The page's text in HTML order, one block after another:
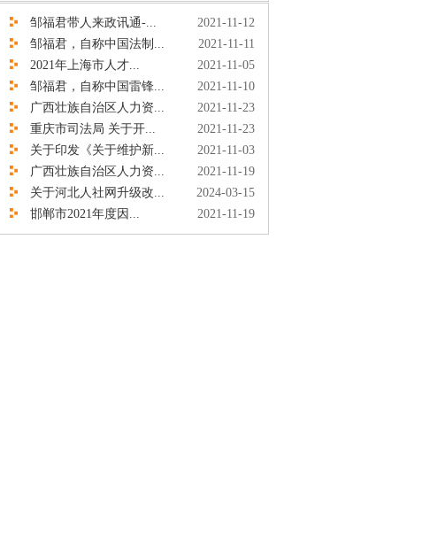
邹福君带人来政讯通-...
2021-11-12
邹福君，自称中国法制...
2021-11-11
2021年上海市人才...
2021-11-05
邹福君，自称中国雷锋...
2021-11-10
广西壮族自治区人力资...
2021-11-23
重庆市司法局 关于开...
2021-11-23
关于印发《关于维护新...
2021-11-03
广西壮族自治区人力资...
2021-11-19
关于河北人社网升级改...
2024-03-15
邯郸市2021年度因...
2021-11-19